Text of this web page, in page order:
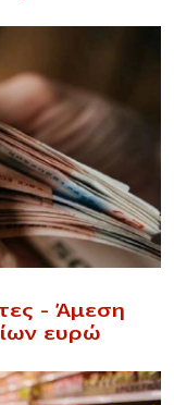
– Άμεση
ευρώ